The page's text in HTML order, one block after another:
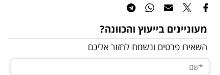
מעוניינים בייעוץ והכוונה?
השאירו פרטים ונשמח לחזור אליכם